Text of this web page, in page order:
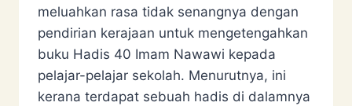
meluahkan rasa tidak senangnya dengan
pendirian kerajaan untuk mengetengahkan
buku Hadis 40 Imam Nawawi kepada
pelajar-pelajar sekolah. Menurutnya, ini
kerana terdapat sebuah hadis di dalamnya